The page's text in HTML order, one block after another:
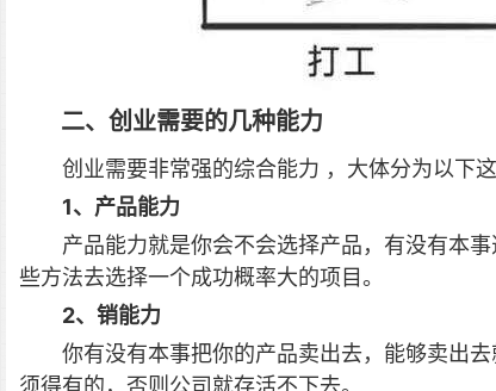
二、创业需要的几种能力
创业需要非常强的综合能力 ，大体分为以下
1、产品能力
产品能力就是你会不会选择产品，有没有本
些方法去选择一个成功概率大的项目。
2、销能力
你有没有本事把你的产品卖出去，能够卖出